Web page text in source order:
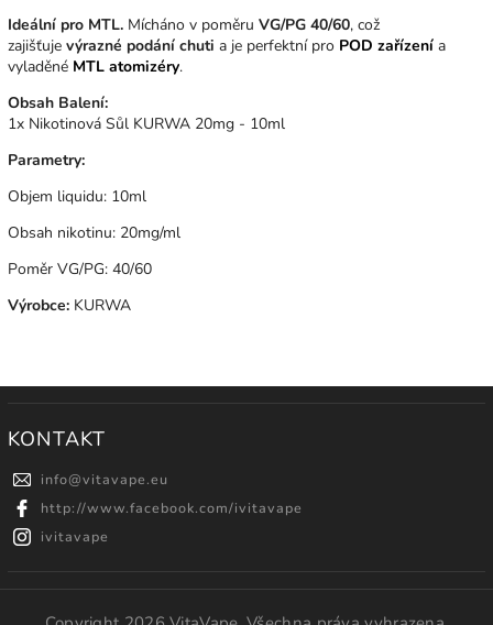
Ideální pro MTL. Mícháno v poměru VG/PG 40/60, což
zajišťuje výrazné podání chuti a je perfektní pro POD zařízení a
vyladěné MTL atomizéry.
Obsah Balení:
1x Nikotinová Sůl KURWA 20mg - 10ml
Parametry:
Objem liquidu: 10ml
Obsah nikotinu: 20mg/ml
Poměr VG/PG: 40/60
Výrobce: KURWA
KONTAKT
info@vitavape.eu
http://www.facebook.com/ivitavape
ivitavape